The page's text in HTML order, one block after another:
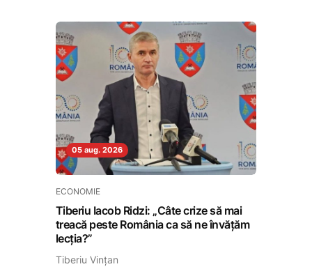
05 aug. 2026
ECONOMIE
Tiberiu Iacob Ridzi: „Câte crize să mai
treacă peste România ca să ne învățăm
lecția?”
Tiberiu Vințan